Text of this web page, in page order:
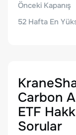
Önceki Kapanış
52 Hafta En
Carbon
ETF
Sorular